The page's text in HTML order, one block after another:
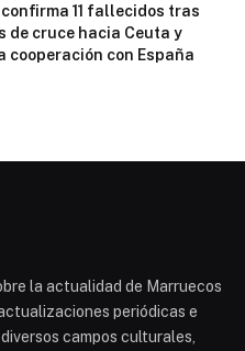
11 fallecidos tras
de cruce hacia Ceuta y
cooperación con España
la actualidad de Marruecos
periódicas e
campos culturales,